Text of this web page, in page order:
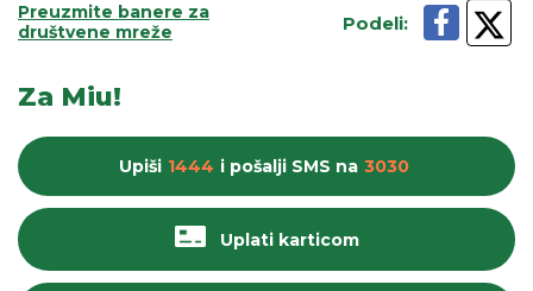
Preuzmite banere za
društvene mreže
Podeli:
Za Miu!
Uplati karticom
Upiši 1444 i pošalji SMS na 3030